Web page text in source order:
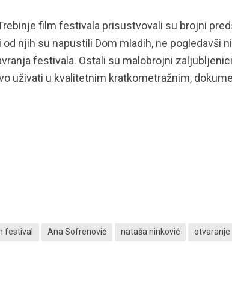
film festivala prisustvovali su brojni
njih su napustili Dom mladih, ne pogledavši
festivala. Ostali su malobrojni
uživati u kvalitetnim kratkometražnim,
festival Ana Sofrenović nataša ninković otvaranje